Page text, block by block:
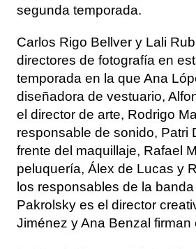
segunda temporada.
Carlos Rigo Bellver y Lali
directores de fotografía en
temporada en la que Ana
diseñadora de vestuario,
el director de arte, Rodrigo
responsable de sonido, Patri
frente del maquillaje, Rafael
peluquería, Álex de Lucas y
los responsables de la
Pakrolsky es el director
Jiménez y Ana Benzal firman